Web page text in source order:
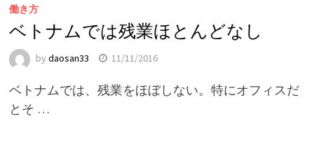
働き方
ベトナムでは残業ほとんどなし
by daosan33 11/11/2016
ベトナムでは、残業をほぼしない。特にオフィスだ
とそ …